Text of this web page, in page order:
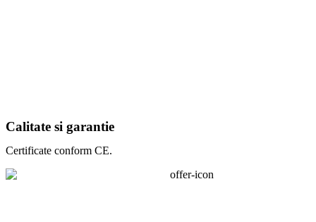
Calitate si garantie
Certificate conform CE.